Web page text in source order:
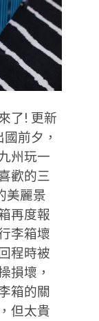
了! 更新
前夕，
州玩一
歡的三
美麗景
再度報
李箱壞
程時被
損壞，
箱的關
但太貴